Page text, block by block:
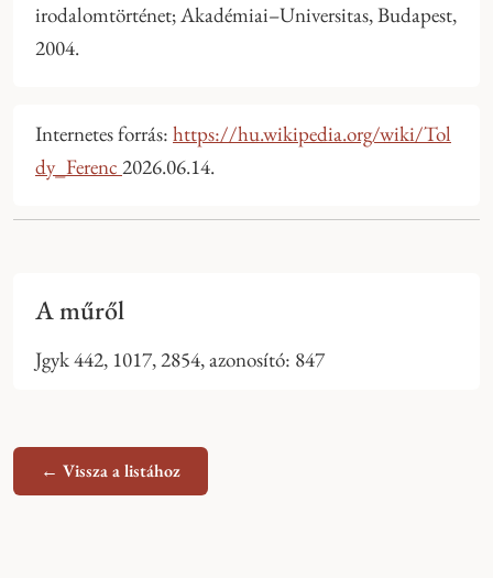
irodalomtörténet; Akadémiai–Universitas, Budapest,
2004.
Internetes forrás: https://hu.wikipedia.org/wiki/Tol
dy_Ferenc 2026.06.14.
A műről
Jgyk 442, 1017, 2854, azonosító: 847
← Vissza a listához